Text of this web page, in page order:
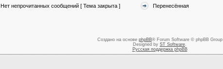
Нет непрочитанных сообщений [ Тема закрыта ] Перенесённая
Создано на основе phpBB® Forum Software © phpBB Group
Designed by ST Software.
Русская поддержка phpBB